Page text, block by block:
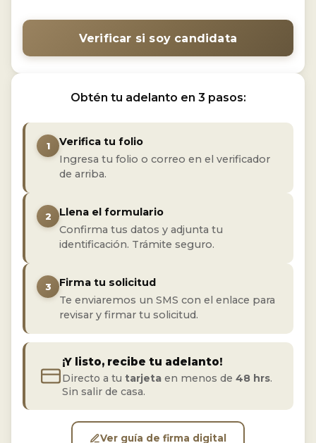
Verificar si soy candidata
Obtén tu adelanto en 3 pasos:
1
Verifica tu folio
Ingresa tu folio o correo en el verificador
de arriba.
2
Llena el formulario
Confirma tus datos y adjunta tu
identificación. Trámite seguro.
3
Firma tu solicitud
Te enviaremos un SMS con el enlace para
revisar y firmar tu solicitud.
¡Y listo, recibe tu adelanto!
Directo a tu tarjeta en menos de 48 hrs.
Sin salir de casa.
Ver guía de firma digital